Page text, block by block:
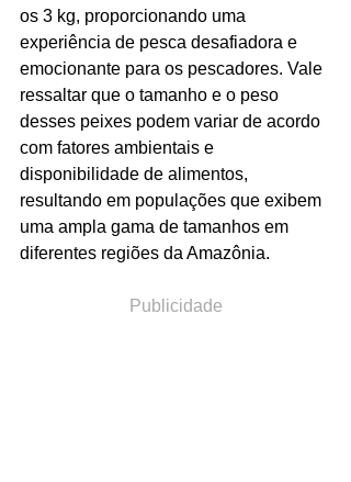
os 3 kg, proporcionando uma
experiência de pesca desafiadora e
emocionante para os pescadores. Vale
ressaltar que o tamanho e o peso
desses peixes podem variar de acordo
com fatores ambientais e
disponibilidade de alimentos,
resultando em populações que exibem
uma ampla gama de tamanhos em
diferentes regiões da Amazônia.
Publicidade